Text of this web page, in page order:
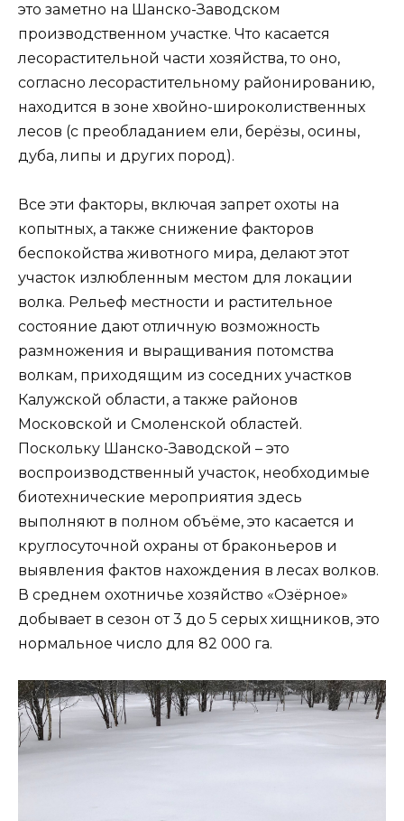
это заметно на Шанско-Заводском
производственном участке. Что касается
лесорастительной части хозяйства, то оно,
согласно лесорастительному районированию,
находится в зоне хвойно-широколиственных
лесов (с преобладанием ели, берёзы, осины,
дуба, липы и других пород).
Все эти факторы, включая запрет охоты на
копытных, а также снижение факторов
беспокойства животного мира, делают этот
участок излюбленным местом для локации
волка. Рельеф местности и растительное
состояние дают отличную возможность
размножения и выращивания потомства
волкам, приходящим из соседних участков
Калужской области, а также районов
Московской и Смоленской областей.
Поскольку Шанско-Заводской – это
воспроизводственный участок, необходимые
биотехнические мероприятия здесь
выполняют в полном объёме, это касается и
круглосуточной охраны от браконьеров и
выявления фактов нахождения в лесах волков.
В среднем охотничье хозяйство «Озёрное»
добывает в сезон от 3 до 5 серых хищников, это
нормальное число для 82 000 га.